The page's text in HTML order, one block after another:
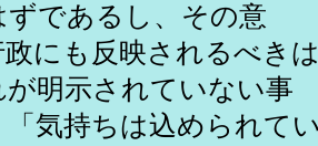
であるし、その意
にも反映されるべき
明示されていない事
気持ちは込められて